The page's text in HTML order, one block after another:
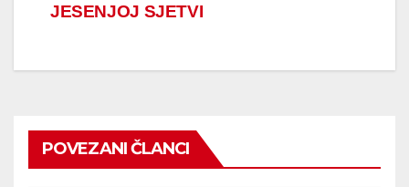
JESENJOJ SJETVI
POVEZANI ČLANCI